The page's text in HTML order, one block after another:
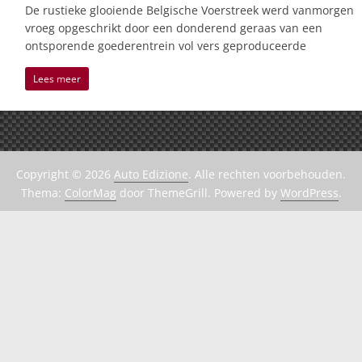
De rustieke glooiende Belgische Voerstreek werd vanmorgen
vroeg opgeschrikt door een donderend geraas van een
ontsporende goederentrein vol vers geproduceerde
Lees meer
Copyright © 2026 Auto Edizione. Alle rechten voorbehouden.
Thema: ColorMag door ThemeGrill. Powered by WordPress.